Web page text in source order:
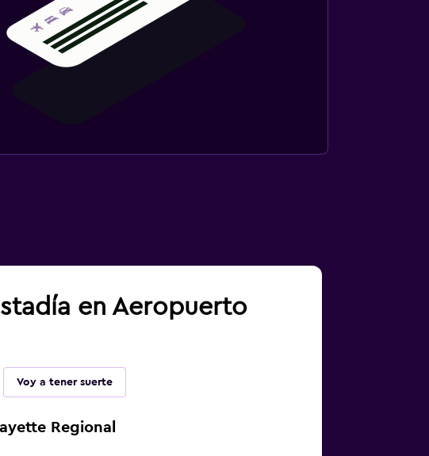
en Aeropuerto
Voy a tener suerte
Regional